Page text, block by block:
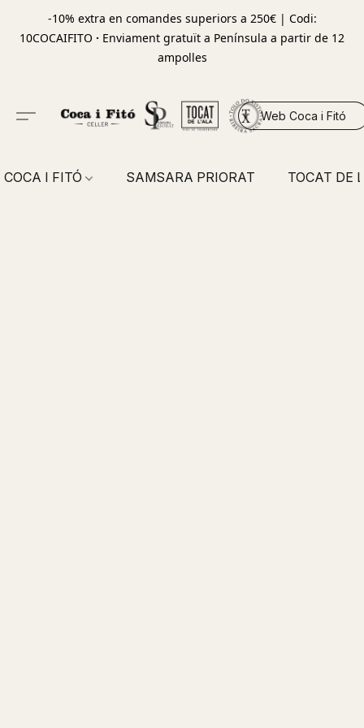
-10% extra en comandes superiors a 250€ | Codi:
10COCAIFITO · Enviament gratuït a Península a partir de 12
ampolles
Web Coca i Fitó
COCA I FITÓ SAMSARA PRIORAT TOCAT DE